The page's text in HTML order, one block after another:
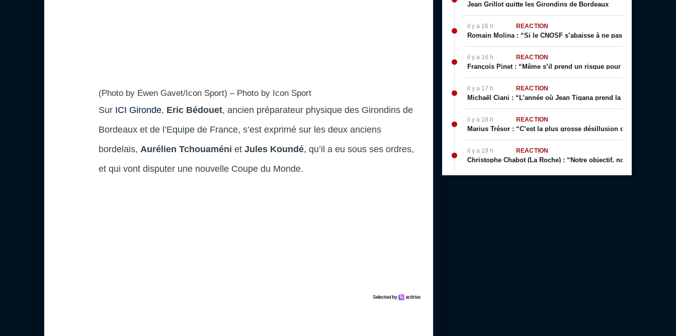
(Photo by Ewen Gavet/Icon Sport) – Photo by Icon Sport
Sur ICI Gironde, Eric Bédouet, ancien préparateur physique des Girondins de
Bordeaux et de l’Equipe de France, s’est exprimé sur les deux anciens
bordelais, Aurélien Tchouaméni et Jules Koundé, qu’il a eu sous ses ordres,
et qui vont disputer une nouvelle Coupe du Monde.
Jean Grillot quitte les Girondins de Bordeaux
il y a 16 h RÉACTION
Romain Molina : “Si le CNOSF s’abaisse à ne pas respecter ses
il y a 16 h RÉACTION
François Pinet : “Même s’il prend un risque pour son image, il
il y a 17 h RÉACTION
Michaël Ciani : “L’année où Jean Tigana prend la place de
il y a 18 h RÉACTION
Marius Trésor : “C’est la plus grosse désillusion que j’ai eue sur
il y a 19 h RÉACTION
Christophe Chabot (La Roche) : “Notre objectif, notre rêve, c’est